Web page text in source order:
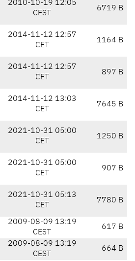
2010-10-19 12:05
CEST
6719 B
2014-11-12 12:57
CET
1164 B
2014-11-12 12:57
CET
897 B
2014-11-12 13:03
CET
7645 B
2021-10-31 05:00
CET
1250 B
2021-10-31 05:00
CET
907 B
2021-10-31 05:13
CET
7780 B
2009-08-09 13:19
CEST
617 B
2009-08-09 13:19
CEST
664 B